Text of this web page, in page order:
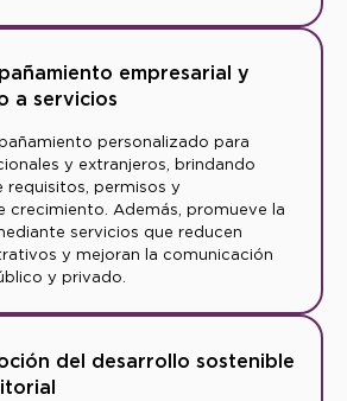
empresarial y
a servicios
personalizado para
y extranjeros, brindando
requisitos, permisos y
crecimiento. Además, promueve la
servicios que reducen
y mejoran la comunicación
y privado.
del desarrollo sostenible